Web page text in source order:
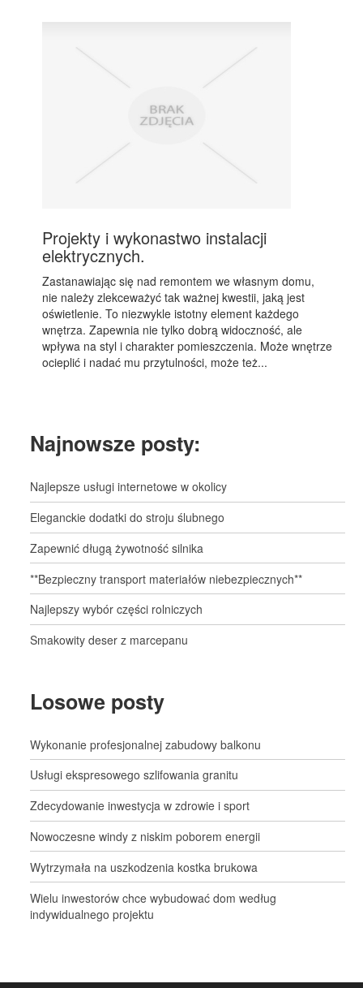
Projekty i wykonastwo instalacji
elektrycznych.
Zastanawiając się nad remontem we własnym domu,
nie należy zlekceważyć tak ważnej kwestii, jaką jest
oświetlenie. To niezwykle istotny element każdego
wnętrza. Zapewnia nie tylko dobrą widoczność, ale
wpływa na styl i charakter pomieszczenia. Może wnętrze
ocieplić i nadać mu przytulności, może też...
Najnowsze posty:
Najlepsze usługi internetowe w okolicy
Eleganckie dodatki do stroju ślubnego
Zapewnić długą żywotność silnika
**Bezpieczny transport materiałów niebezpiecznych**
Najlepszy wybór części rolniczych
Smakowity deser z marcepanu
Losowe posty
Wykonanie profesjonalnej zabudowy balkonu
Usługi ekspresowego szlifowania granitu
Zdecydowanie inwestycja w zdrowie i sport
Nowoczesne windy z niskim poborem energii
Wytrzymała na uszkodzenia kostka brukowa
Wielu inwestorów chce wybudować dom według
indywidualnego projektu